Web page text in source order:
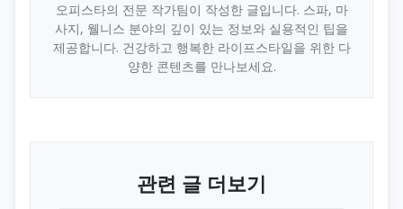
오피스타의 전문 작가팀이 작성한 글입니다. 스파, 마
사지, 웰니스 분야의 깊이 있는 정보와 실용적인 팁을
제공합니다. 건강하고 행복한 라이프스타일을 위한 다
양한 콘텐츠를 만나보세요.
관련 글 더보기